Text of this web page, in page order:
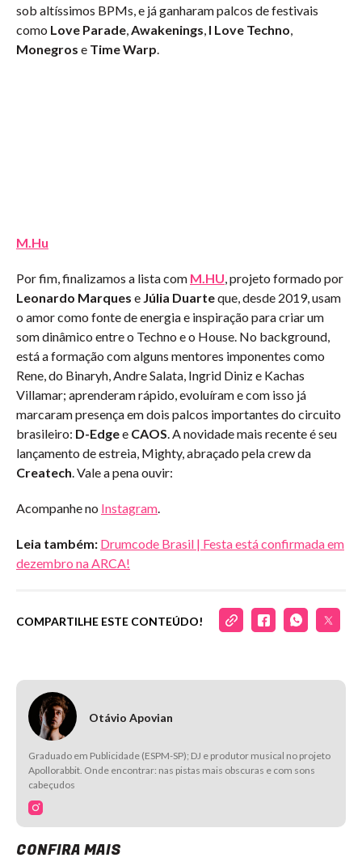
sob altíssimos BPMs, e já ganharam palcos de festivais
como Love Parade,Awakenings, I Love Techno,
Monegros e Time Warp.
M.Hu
Por fim, finalizamos a lista com M.HU, projeto formado por
Leonardo Marques e Júlia Duarteque, desde 2019, usam
o amor como fonte de energia e inspiração para criar um
som dinâmico entre o Techno e o House. No background,
está a formação com alguns mentores imponentes como
Rene, do Binaryh, Andre Salata, Ingrid Diniz e Kachas
Villamar; aprenderam rápido, evoluíram e com isso já
marcaram presença em dois palcos importantes do circuito
brasileiro: D-Edgee CAOS. A novidade mais recente é seu
lançamento de estreia, Mighty, abraçado pela crew da
Createch. Vale a pena ouvir:
Acompanhe no Instagram.
Leia também: Drumcode Brasil | Festa está confirmada em
dezembro na ARCA!
COMPARTILHE ESTE CONTEÚDO!
Otávio Apovian
Graduado em Publicidade (ESPM-SP); DJ e produtor musical no projeto
Apollorabbit. Onde encontrar: nas pistas mais obscuras e com sons
cabeçudos
CONFIRA MAIS